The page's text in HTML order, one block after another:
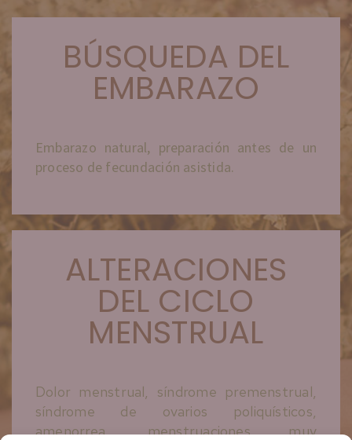
BÚSQUEDA DEL
EMBARAZO
Embarazo natural, preparación antes de un
proceso de fecundación asistida.
ALTERACIONES
DEL CICLO
MENSTRUAL
Dolor menstrual, síndrome premenstrual,
síndrome de ovarios poliquísticos,
amenorrea, menstruaciones muy